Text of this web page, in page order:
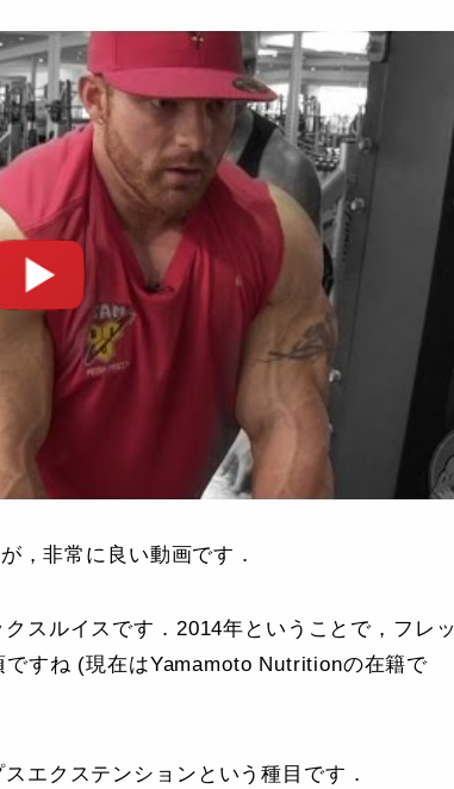
，非常に良い動画です．
スルイスです．2014年ということで，フレッ
すね (現在はYamamoto Nutritionの在籍で
エクステンションという種目です．